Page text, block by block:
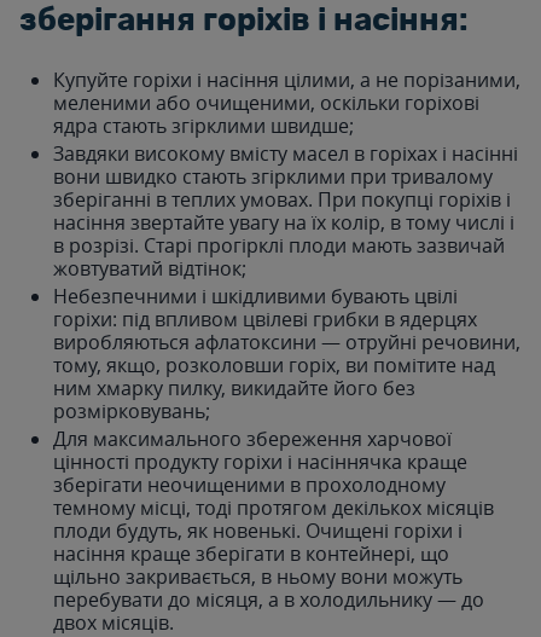
зберігання горіхів і насіння:
Купуйте горіхи і насіння цілими, а не порізаними,
меленими або очищеними, оскільки горіхові
ядра стають згірклими швидше;
Завдяки високому вмісту масел в горіхах і насінні
вони швидко стають згірклими при тривалому
зберіганні в теплих умовах. При покупці горіхів і
насіння звертайте увагу на їх колір, в тому числі і
в розрізі. Старі прогірклі плоди мають зазвичай
жовтуватий відтінок;
Небезпечними і шкідливими бувають цвілі
горіхи: під впливом цвілеві грибки в ядерцях
виробляються афлатоксини — отруйні речовини,
тому, якщо, розколовши горіх, ви помітите над
ним хмарку пилку, викидайте його без
розмірковувань;
Для максимального збереження харчової
цінності продукту горіхи і насіннячка краще
зберігати неочищеними в прохолодному
темному місці, тоді протягом декількох місяців
плоди будуть, як новенькі. Очищені горіхи і
насіння краще зберігати в контейнері, що
щільно закривається, в ньому вони можуть
перебувати до місяця, а в холодильнику — до
двох місяців.